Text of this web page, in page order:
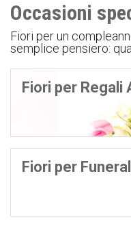
Occasioni
Fiori per un
semplice pensiero:
Fiori per Regali
Fiori per